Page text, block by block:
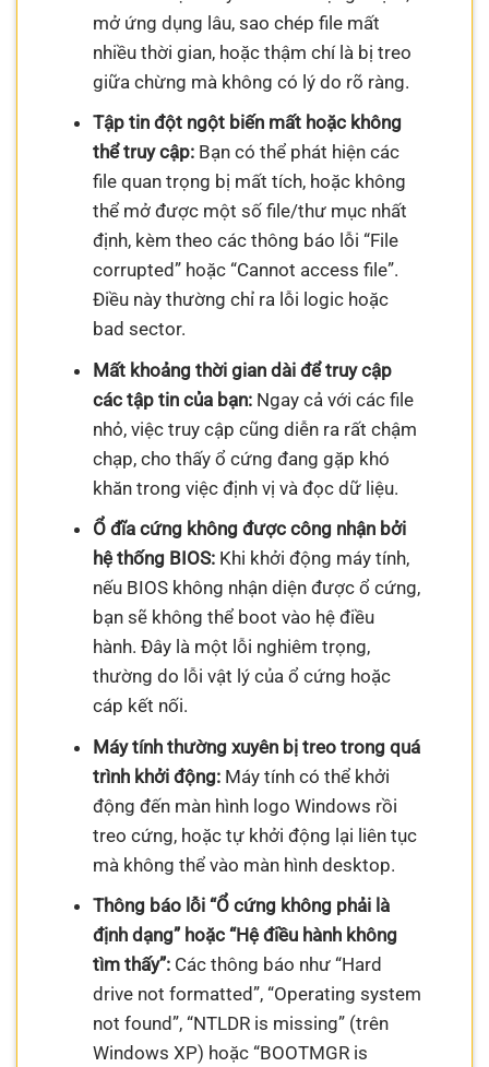
mở ứng dụng lâu, sao chép file mất
nhiều thời gian, hoặc thậm chí là bị treo
giữa chừng mà không có lý do rõ ràng.
Tập tin đột ngột biến mất hoặc không
thể truy cập:Bạn có thể phát hiện các
file quan trọng bị mất tích, hoặc không
thể mở được một số file/thư mục nhất
định, kèm theo các thông báo lỗi “File
corrupted” hoặc “Cannot access file”.
Điều này thường chỉ ra lỗi logic hoặc
bad sector.
Mất khoảng thời gian dài để truy cập
các tập tin của bạn:Ngay cả với các file
nhỏ, việc truy cập cũng diễn ra rất chậm
chạp, cho thấy ổ cứng đang gặp khó
khăn trong việc định vị và đọc dữ liệu.
Ổ đĩa cứng không được công nhận bởi
hệ thống BIOS:Khi khởi động máy tính,
nếu BIOS không nhận diện được ổ cứng,
bạn sẽ không thể boot vào hệ điều
hành. Đây là một lỗi nghiêm trọng,
thường do lỗi vật lý của ổ cứng hoặc
cáp kết nối.
Máy tính thường xuyên bị treo trong quá
trình khởi động:Máy tính có thể khởi
động đến màn hình logo Windows rồi
treo cứng, hoặc tự khởi động lại liên tục
mà không thể vào màn hình desktop.
Thông báo lỗi “Ổ cứng không phải là
định dạng” hoặc “Hệ điều hành không
tìm thấy”:Các thông báo như “Hard
drive not formatted”, “Operating system
not found”, “NTLDR is missing” (trên
Windows XP) hoặc “BOOTMGR is